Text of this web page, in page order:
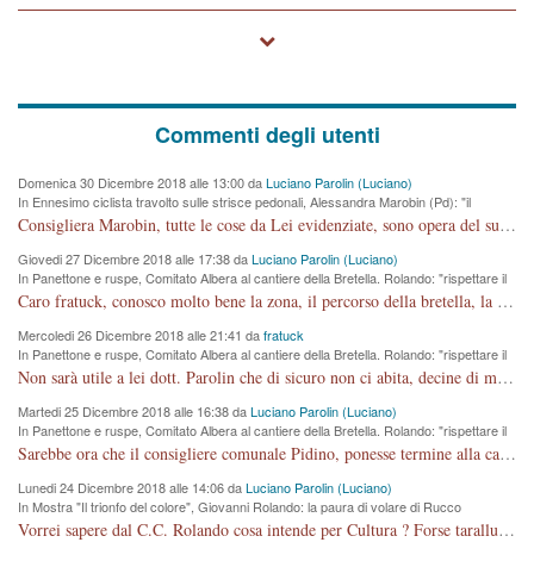
Commenti degli utenti
Domenica 30 Dicembre 2018 alle 13:00 daLuciano Parolin (Luciano)
In Ennesimo ciclista travolto sulle strisce pedonali, Alessandra Marobin (Pd): "il
Comune si svegli"
Consigliera Marobin, tutte le cose da Lei evidenziate, sono opera del suo ex Assessore e compagno di Partito Antonio Marco Dalla Pozza Assessore alla "progettazione" di piste ciclabili e altre porcherie. A lui manderei il conto da saldare per incidenti e danni alle persone. E' ora che "finiamola." Avete perso rassegnatevi. qui IL SINDACO RUCCO NON C'ENTRA PER NIENTE. CAPITO!!!!!!!! Amen.
Giovedi 27 Dicembre 2018 alle 17:38 daLuciano Parolin (Luciano)
In Panettone e ruspe, Comitato Albera al cantiere della Bretella. Rolando: "rispettare il
cronoprogramma"
Caro fratuck, conosco molto bene la zona, il percorso della bretella, la situazione dei cittadini, abito in Viale Trento. A partire dal 2003 ho partecipato al Comitato di Maddalene pro bretella, e a riunioni propositive per apportare modifiche al progetto. Numerose mie foto del territorio sono arrivate a Roma, altri miei interventi (non graditi dalla Sx) sono stati pubblicati dal GdV, assieme ad altri come Ciro Asproso, ora favorevole alla bretella. Ho partecipato alla raccolta firme per la chiusura della strada x 5 giorni eseguita dal Sindaco Hullwech per sforamento 180 Micro/g. Pertanto come impegno per la tematica sono apposto con la coscienza. Ora il Progetto è partito, fine! Voglio dire che la nuova Giunta "comunale" non c'entra più. L'opera sarà "malauguratamente" eseguita, ma non con il mio placet. Il Consigliere Comunale dovrebbe capire che la campagna elettorale è finita, con buona pace di tutti. Quello che invece dovrebbe interessare è la proprietà della strada, dall'uscita autostradale Ovest, sino alla Rotatoria dell'Albara, vi sono tre possessori: Autostrade SpA; La Provincia, il Comune. Come la mettiamo per il futuro ? I costi, da 50 sono saliti a 100 milioni di € come dire 20 milioni a KM (!) da non credere. Comunque si farà. Ma nessuno canti Vittoria, anzi meglio non farne un ulteriore fatto "partitico" per questioni elettorali o di seggio. Se mi manda la sua mail, sono disponibile ad inviare i documenti e le foto sopra descritte. Con ossequi, Luciano Parolin
Mercoledi 26 Dicembre 2018 alle 21:41 dafratuck
In Panettone e ruspe, Comitato Albera al cantiere della Bretella. Rolando: "rispettare il
cronoprogramma"
Non sarà utile a lei dott. Parolin che di sicuro non ci abita, decine di migliaia di TIR, automobili e padroncini che passano quotidianamente per una strada appena rotabile, non è più possibile stendere i panni, attraversare la strada senza rischiare la morte, le case stanno crepando, i tempi sono cambiati e la bretella non passerà assolutamente per maddalene (ma cosa sta a dire?!), dia invece responsabilità a chi ha costruito tagliando la strada che doveva invece terminare a isola vicentina e non al moracchino lasciando Motta di Costabissara ancora in panne di traffico. I tempi sono cambiati dottore e se l'anagrafe della vita stagna nell'essere umano impressioni conservatrici, la società non le considera perchè va avanti, si industrializza e ha bisogno di infrastrutture e di sviluppo. Ultima considerazione, se è geloso di Rolando perchè vede in lui solo campagne politiche mentre si difendono i SOLI diritti dei cittadini, la preghiamo faccia considerazioni più appropriate. Saluti e complimenti per i suoi scritti.
Martedi 25 Dicembre 2018 alle 16:38 daLuciano Parolin (Luciano)
In Panettone e ruspe, Comitato Albera al cantiere della Bretella. Rolando: "rispettare il
cronoprogramma"
Sarebbe ora che il consigliere comunale Pidino, ponesse termine alla campagna elettorale nel territorio del suo seggio Villaggio del Sole. La tiraca è iniziata, distruggerà 6 km di prateria ovest della città, ricca di fonti e sorgenti d'acqua. I cittadini di Maddalene non avranno più Pace la notte. Molta colpa per la costruzione di questa Strada è proprio del signor Rolando,dei suoi gazebo mobili e che vuol far passare questa opera VANDALICA come progetto "utile" a chi ? Non è cosa seria sig. Rolando!
Lunedi 24 Dicembre 2018 alle 14:06 daLuciano Parolin (Luciano)
In Mostra "Il trionfo del colore", Giovanni Rolando: la paura di volare di Rucco
Vorrei sapere dal C.C. Rolando cosa intende per Cultura ? Forse tarallucci, vino e sagre, o spaghetti tricolori del PD ? Il continuo (s)parlare della mostra a Palazzo Chiericati caro consigliere DANNEGGIA FORTEMENTE l'immagine della città TUTTA e fa deviare i consensi che in RUSSIA (badi bene ex U.R.S.S.) sono ECCELLENTI. A livello artistico l'evento è di alta Valenza culturale, COMPITO di Tutta la Cittadinanza fare il possibile per propagandare l'iniziativa senza farne UN CASO PARTITICO come fa Lei da sempre. Meno Gazebo + Partecipazione! E così sia. Amen.